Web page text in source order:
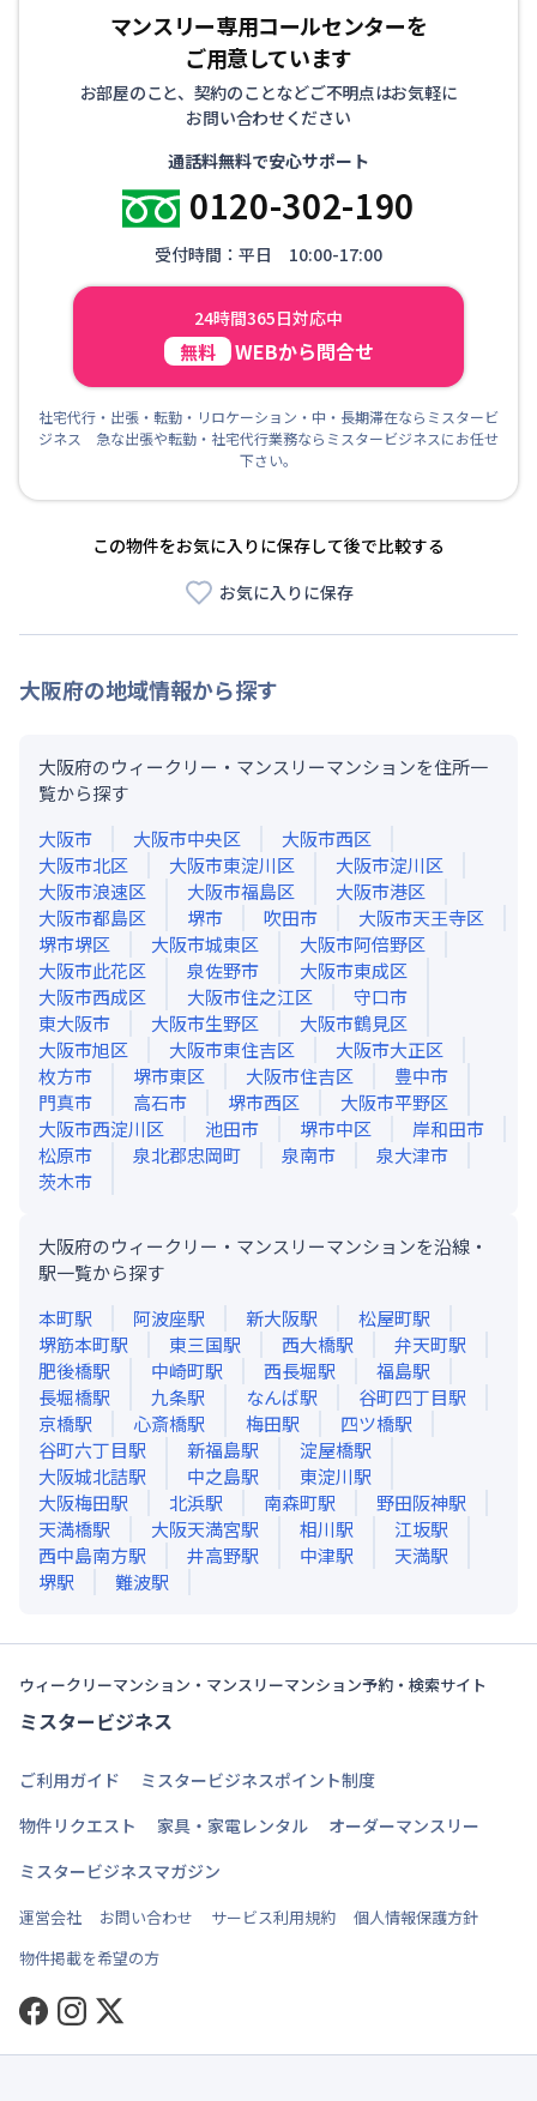
マンスリー専用コールセンターを
ご用意しています
お部屋のこと、契約のことなどご不明点はお気軽に
お問い合わせください
通話料無料で安心サポート
0120-302-190
受付時間：平日 10:00-17:00
24時間365日対応中
無料 WEBから問合せ
社宅代行・出張・転勤・リロケーション・中・長期滞在ならミスタービ
ジネス 急な出張や転勤・社宅代行業務ならミスタービジネスにお任せ
下さい。
この物件をお気に入りに保存して後で比較する
お気に入りに保存
大阪府の地域情報から探す
大阪府のウィークリー・マンスリーマンションを住所一
覧から探す
大阪市
大阪市中央区
大阪市西区
大阪市北区
大阪市東淀川区
大阪市淀川区
大阪市浪速区
大阪市福島区
大阪市港区
大阪市都島区
堺市 吹田市
大阪市天王寺区
堺市堺区
大阪市城東区
大阪市阿倍野区
大阪市此花区
泉佐野市
大阪市東成区
大阪市西成区
大阪市住之江区
守口市
東大阪市
大阪市生野区
大阪市鶴見区
大阪市旭区
大阪市東住吉区
大阪市大正区
枚方市
堺市東区 大阪市住吉区
豊中市
門真市
高石市 堺市西区
大阪市平野区
大阪市西淀川区
池田市 堺市中区
岸和田市
松原市
泉北郡忠岡町 泉南市
泉大津市
茨木市
大阪府のウィークリー・マンスリーマンションを沿線・
駅一覧から探す
本町駅 阿波座駅 新大阪駅 松屋町駅
堺筋本町駅 東三国駅 西大橋駅 弁天町駅
肥後橋駅 中崎町駅 西長堀駅 福島駅
長堀橋駅 九条駅 なんば駅 谷町四丁目駅
京橋駅 心斎橋駅 梅田駅 四ツ橋駅
谷町六丁目駅 新福島駅 淀屋橋駅
大阪城北詰駅 中之島駅 東淀川駅
大阪梅田駅 北浜駅 南森町駅 野田阪神駅
天満橋駅 大阪天満宮駅 相川駅 江坂駅
西中島南方駅 井高野駅 中津駅 天満駅
堺駅 難波駅
ウィークリーマンション・マンスリーマンション予約・検索サイト
ミスタービジネス
ご利用ガイド
ミスタービジネスポイント制度
物件リクエスト
家具・家電レンタル
オーダーマンスリー
ミスタービジネスマガジン
運営会社 お問い合わせ サービス利用規約
個人情報保護方針
物件掲載を希望の方
Facebook
Instagram
Twitter